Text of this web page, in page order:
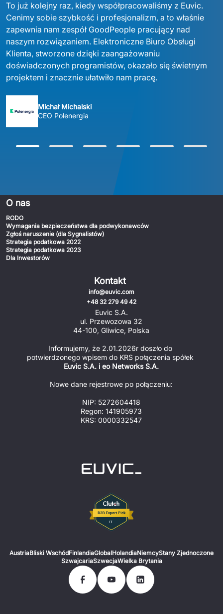
To już kolejny raz, kiedy współpracowaliśmy z Euvic.
Cenimy sobie szybkość i profesjonalizm, a to właśnie
zapewnia nam zespół GoodPeople pracujący nad
naszym rozwiązaniem. Elektroniczne Biuro Obsługi
Klienta, stworzone dzięki zaangażowaniu
doświadczonych programistów, okazało się świetnym
projektem i znacznie ułatwiło nam pracę.
Michał Michalski
CEO Polenergia
O nas
RODO
Wymagania bezpieczeństwa dla podwykonawców
Zgłoś naruszenie (dla Sygnalistów)
Strategia podatkowa 2022
Strategia podatkowa 2023
Dla Inwestorów
Kontakt
info@euvic.com
+48 32 279 49 42
Euvic S.A.
ul. Przewozowa 32
44-100, Gliwice, Polska
Informujemy, że 2.01.2026r doszło do
Euvic S.A. i eo Networks S.A.
Nowe dane rejestrowe po połączeniu:
NIP: 5272604418
Regon: 141905973
KRS: 0000332547
AustriaBliski WschódFinlandiaGlobalHolandiaNiemcyStany Zjednoczone
SzwajcariaSzwecjaWielka Brytania